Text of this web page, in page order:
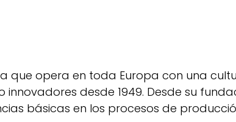
que opera en toda Europa con una
desde 1949. Desde su
básicas en los procesos de